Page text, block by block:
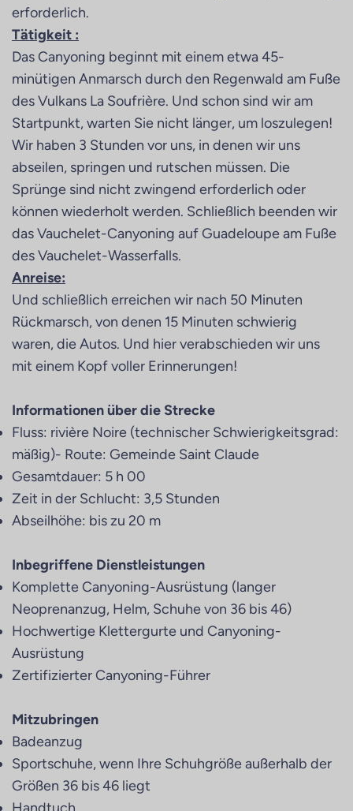
erforderlich.
Tätigkeit :
Das Canyoning beginnt mit einem etwa 45-
minütigen Anmarsch durch den Regenwald am Fuße
des Vulkans La Soufrière. Und schon sind wir am
Startpunkt, warten Sie nicht länger, um loszulegen!
Wir haben 3 Stunden vor uns, in denen wir uns
abseilen, springen und rutschen müssen. Die
Sprünge sind nicht zwingend erforderlich oder
können wiederholt werden. Schließlich beenden wir
das Vauchelet-Canyoning auf Guadeloupe am Fuße
des Vauchelet-Wasserfalls.
Anreise:
Und schließlich erreichen wir nach 50 Minuten
Rückmarsch, von denen 15 Minuten schwierig
waren, die Autos. Und hier verabschieden wir uns
mit einem Kopf voller Erinnerungen!
Informationen über die Strecke
Fluss: rivière Noire (technischer Schwierigkeitsgrad:
mäßig)- Route: Gemeinde Saint Claude
Gesamtdauer: 5 h 00
Zeit in der Schlucht: 3,5 Stunden
Abseilhöhe: bis zu 20 m
Inbegriffene Dienstleistungen
Komplette Canyoning-Ausrüstung (langer
Neoprenanzug, Helm, Schuhe von 36 bis 46)
Hochwertige Klettergurte und Canyoning-
Ausrüstung
Zertifizierter Canyoning-Führer
Mitzubringen
Badeanzug
Sportschuhe, wenn Ihre Schuhgröße außerhalb der
Größen 36 bis 46 liegt